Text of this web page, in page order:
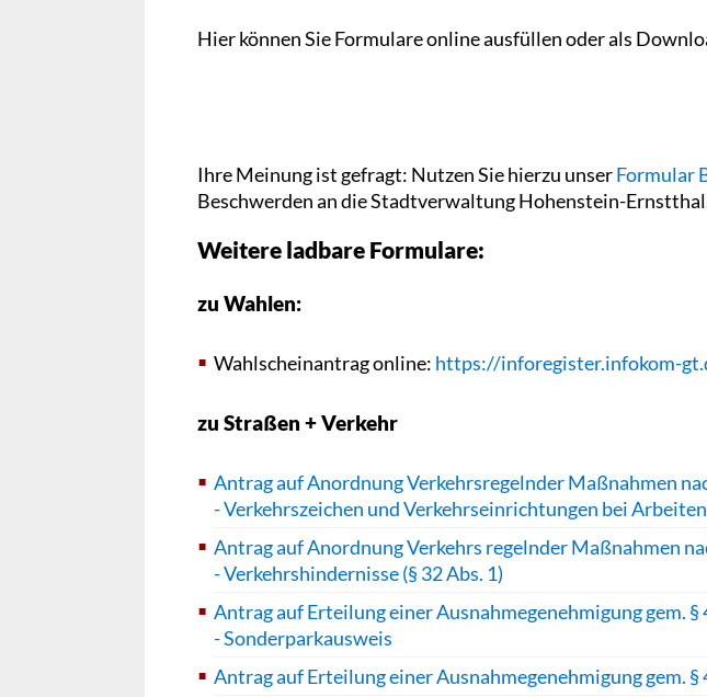
Hier können Sie Formulare online ausfüllen oder als
Ihre Meinung ist gefragt: Nutzen Sie hierzu unserFormular
Beschwerden an die Stadtverwaltung Hohenstein-
Weitere ladbare Formulare:
zu Wahlen:
Wahlscheinantrag online: https://inforegister.infokom-
zu Straßen + Verkehr
Antrag auf Anordnung Verkehrsregelnder Maßnahmen
- Verkehrszeichen und Verkehrseinrichtungen bei
Antrag auf Anordnung Verkehrs regelnder Maßnahmen
- Verkehrshindernisse (§ 32 Abs. 1)
Antrag auf Erteilung einer Ausnahmegenehmigung gem. §
- Sonderparkausweis
Antrag auf Erteilung einer Ausnahmegenehmigung gem.